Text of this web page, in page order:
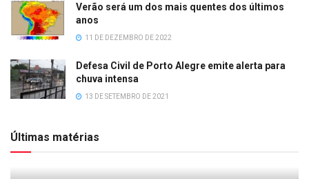
Verão será um dos mais quentes dos últimos
anos
11 DE DEZEMBRO DE 2022
Defesa Civil de Porto Alegre emite alerta para
chuva intensa
13 DE SETEMBRO DE 2021
Últimas matérias